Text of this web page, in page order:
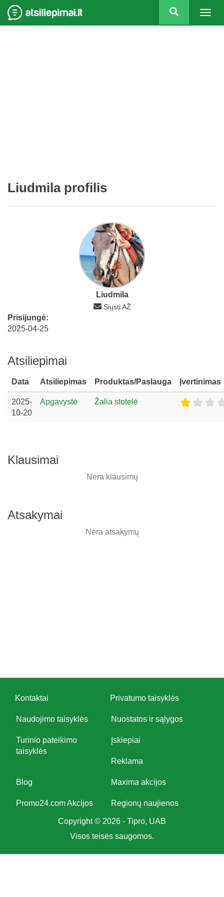
Liudmila profilis
Liudmila
Siųsti AŽ
Prisijungė:
2025-04-25
Atsiliepimai
Data Atsiliepimas Produktas/Paslauga Įvertinimas
2025-
10-20
Apgavystė Žalia stotelė
Klausimai
Nėra klausimų
Atsakymai
Nėra atsakymų
Kontaktai Privatumo taisyklės
Naudojimo taisyklės Nuostatos ir sąlygos
Turinio pateikimo
taisyklės
Įskiepiai
Reklama
Blog Maxima akcijos
Promo24.com Akcijos Regionų naujienos
Copyright © 2026 - Tipro, UAB
Visos teisės saugomos.